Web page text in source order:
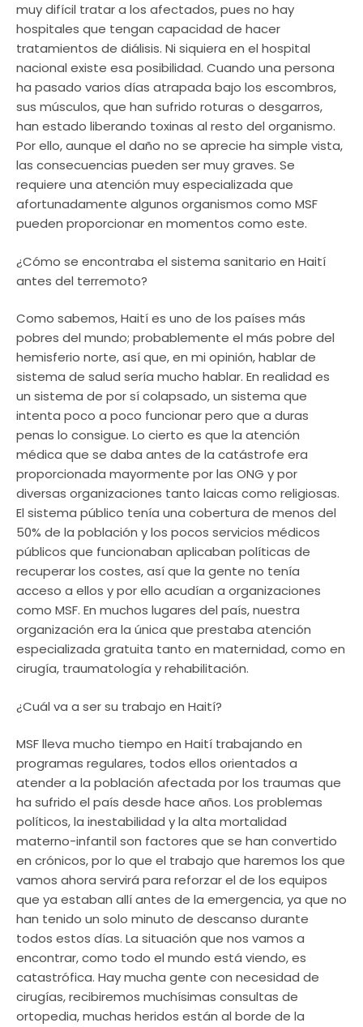
muy difícil tratar a los afectados, pues no hay
hospitales que tengan capacidad de hacer
tratamientos de diálisis. Ni siquiera en el hospital
nacional existe esa posibilidad. Cuando una persona
ha pasado varios días atrapada bajo los escombros,
sus músculos, que han sufrido roturas o desgarros,
han estado liberando toxinas al resto del organismo.
Por ello, aunque el daño no se aprecie ha simple vista,
las consecuencias pueden ser muy graves. Se
requiere una atención muy especializada que
afortunadamente algunos organismos como MSF
pueden proporcionar en momentos como este.
¿Cómo se encontraba el sistema sanitario en Haití
antes del terremoto?
Como sabemos, Haití es uno de los países más
pobres del mundo; probablemente el más pobre del
hemisferio norte, así que, en mi opinión, hablar de
sistema de salud sería mucho hablar. En realidad es
un sistema de por sí colapsado, un sistema que
intenta poco a poco funcionar pero que a duras
penas lo consigue. Lo cierto es que la atención
médica que se daba antes de la catástrofe era
proporcionada mayormente por las ONG y por
diversas organizaciones tanto laicas como religiosas.
El sistema público tenía una cobertura de menos del
50% de la población y los pocos servicios médicos
públicos que funcionaban aplicaban políticas de
recuperar los costes, así que la gente no tenía
acceso a ellos y por ello acudían a organizaciones
como MSF. En muchos lugares del país, nuestra
organización era la única que prestaba atención
especializada gratuita tanto en maternidad, como en
cirugía, traumatología y rehabilitación.
¿Cuál va a ser su trabajo en Haití?
MSF lleva mucho tiempo en Haití trabajando en
programas regulares, todos ellos orientados a
atender a la población afectada por los traumas que
ha sufrido el país desde hace años. Los problemas
políticos, la inestabilidad y la alta mortalidad
materno-infantil son factores que se han convertido
en crónicos, por lo que el trabajo que haremos los que
vamos ahora servirá para reforzar el de los equipos
que ya estaban allí antes de la emergencia, ya que no
han tenido un solo minuto de descanso durante
todos estos días. La situación que nos vamos a
encontrar, como todo el mundo está viendo, es
catastrófica. Hay mucha gente con necesidad de
cirugías, recibiremos muchísimas consultas de
ortopedia, muchas heridos están al borde de la